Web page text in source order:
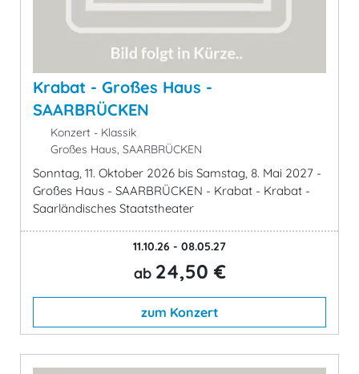
Krabat - Großes Haus -
SAARBRÜCKEN
Konzert - Klassik
Großes Haus, SAARBRÜCKEN
Sonntag, 11. Oktober 2026 bis Samstag, 8. Mai 2027 -
Großes Haus - SAARBRÜCKEN - Krabat - Krabat -
Saarländisches Staatstheater
11.10.26 - 08.05.27
ab 24,50 €
zum Konzert